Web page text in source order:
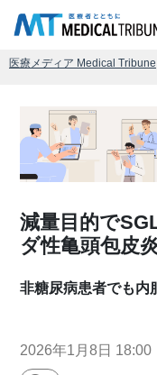
医療メディア Medical Tribune
減量目的で
ダ性亀頭包皮
非糖尿病患者でも内
2026年1月8日 18:00